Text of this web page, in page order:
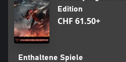
Edition
CHF 61.50+
Enthaltene Spiele